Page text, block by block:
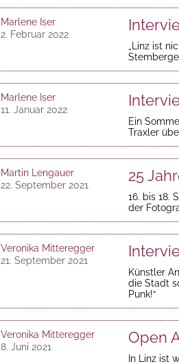
Marlene Iser
2. Februar 2022
„Linz ist
Marlene Iser
11. Januar 2022
Ein
Traxler
Martin Lengauer
22. September 2021
25
16. bis 18.
der
Veronika Mitteregger
21. September 2021
Künstler
die Stadt
Punk!“
Veronika Mitteregger
8. Juni 2021
Open
In Linz ist